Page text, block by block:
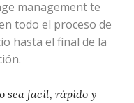
management te
todo el proceso de
hasta el final de la
sea facil, rápido y